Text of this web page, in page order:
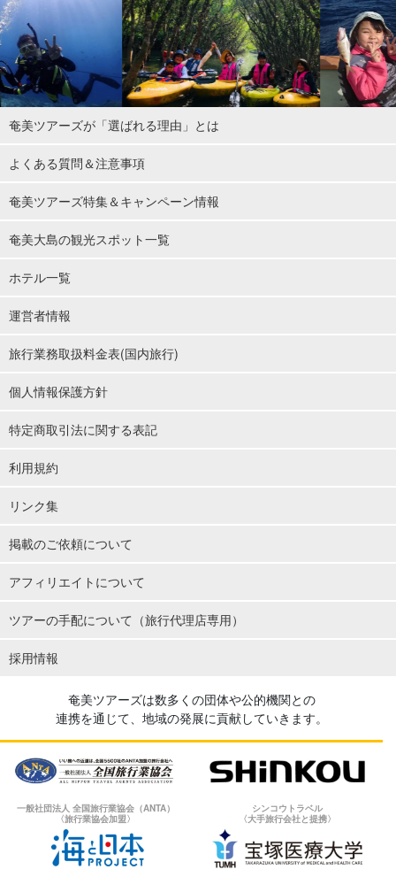
奄美ツアーズが「選ばれる理由」とは
よくある質問＆注意事項
奄美ツアーズ特集＆キャンペーン情報
奄美大島の観光スポット一覧
ホテル一覧
運営者情報
旅行業務取扱料金表(国内旅行)
個人情報保護方針
特定商取引法に関する表記
利用規約
リンク集
掲載のご依頼について
アフィリエイトについて
ツアーの手配について（旅行代理店専用）
採用情報
奄美ツアーズは数多くの団体や公的機関との
連携を通じて、地域の発展に貢献していきます。
一般社団法人 全国旅行業協会（ANTA）
〈旅行業協会加盟〉
シンコウトラベル
〈大手旅行会社と提携〉